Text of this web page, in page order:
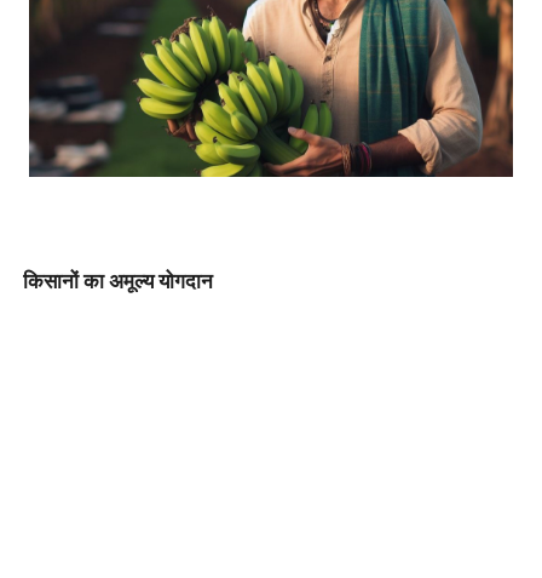
किसानों का अमूल्य योगदान